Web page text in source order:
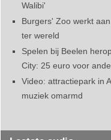
Walibi'
Burgers' Zoo werkt
ter wereld
Spelen bij Beelen
City: 25 euro voor
Video: attractiepark in
muziek omarmd